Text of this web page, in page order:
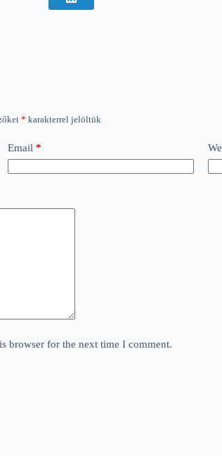
* karakterrel jelöltük
Email *
browser for the next time I comment.